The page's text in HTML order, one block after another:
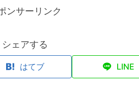
ンサーリンク
シェアする
はてブ LINE